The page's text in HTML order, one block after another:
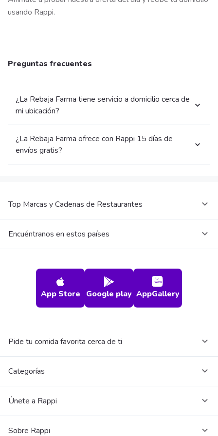
usando Rappi.
Preguntas frecuentes
¿La Rebaja Farma tiene servicio a domicilio cerca de
mi ubicación?
¿La Rebaja Farma ofrece con Rappi 15 días de
envíos gratis?
Top Marcas y Cadenas de Restaurantes
Encuéntranos en estos países
App Store Google play AppGallery
Pide tu comida favorita cerca de ti
Categorías
Únete a Rappi
Sobre Rappi